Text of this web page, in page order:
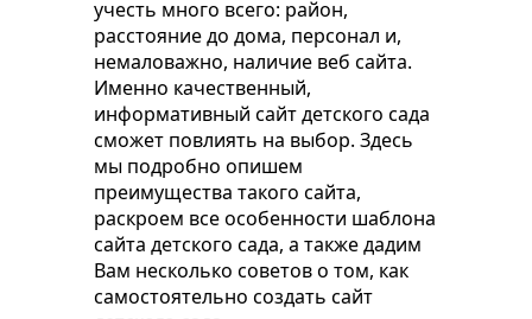
учесть много всего: район,
расстояние до дома, персонал и,
немаловажно, наличие веб сайта.
Именно качественный,
информативный сайт детского сада
сможет повлиять на выбор. Здесь
мы подробно опишем
преимущества такого сайта,
раскроем все особенности шаблона
сайта детского сада, а также дадим
Вам несколько советов о том, как
самостоятельно создать сайт